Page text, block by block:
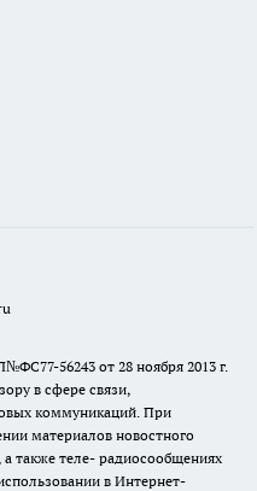
56243 от 28 ноября 2013 г.
в сфере связи,
коммуникаций. При
материалов новостного
также теле- радиосообщениях
в Интернет-